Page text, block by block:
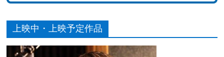
上映中・上映予定作品